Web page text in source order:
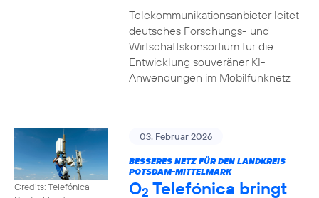
Telekommunikationsanbieter leitet
deutsches Forschungs- und
Wirtschaftskonsortium für die
Entwicklung souveräner KI-
Anwendungen im Mobilfunknetz
Credits: Telefónica
03. Februar 2026
BESSERES NETZ FÜR DEN LANDKREIS
POTSDAM-MITTELMARK
O2 Telefónica bringt